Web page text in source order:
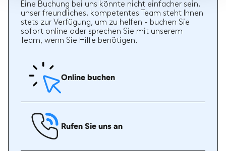
Eine Buchung bei uns könnte nicht einfacher sein,
unser freundliches, kompetentes Team steht Ihnen
stets zur Verfügung, um zu helfen - buchen Sie
sofort online oder sprechen Sie mit unserem
Team, wenn Sie Hilfe benötigen.
Online buchen
Rufen Sie uns an